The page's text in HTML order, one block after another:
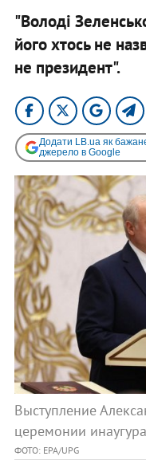
"Володі
його хтось не
не президент".
Додати LB.ua як
джерело в Google
Выступление
церемонии
ФОТО: EPA/UPG